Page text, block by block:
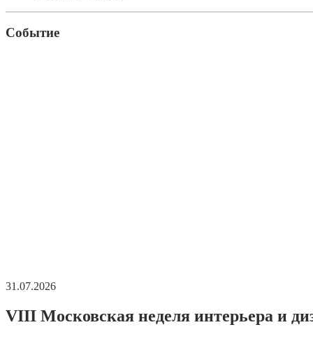
Событие
31.07.2026
VIII Московская неделя интерьера и